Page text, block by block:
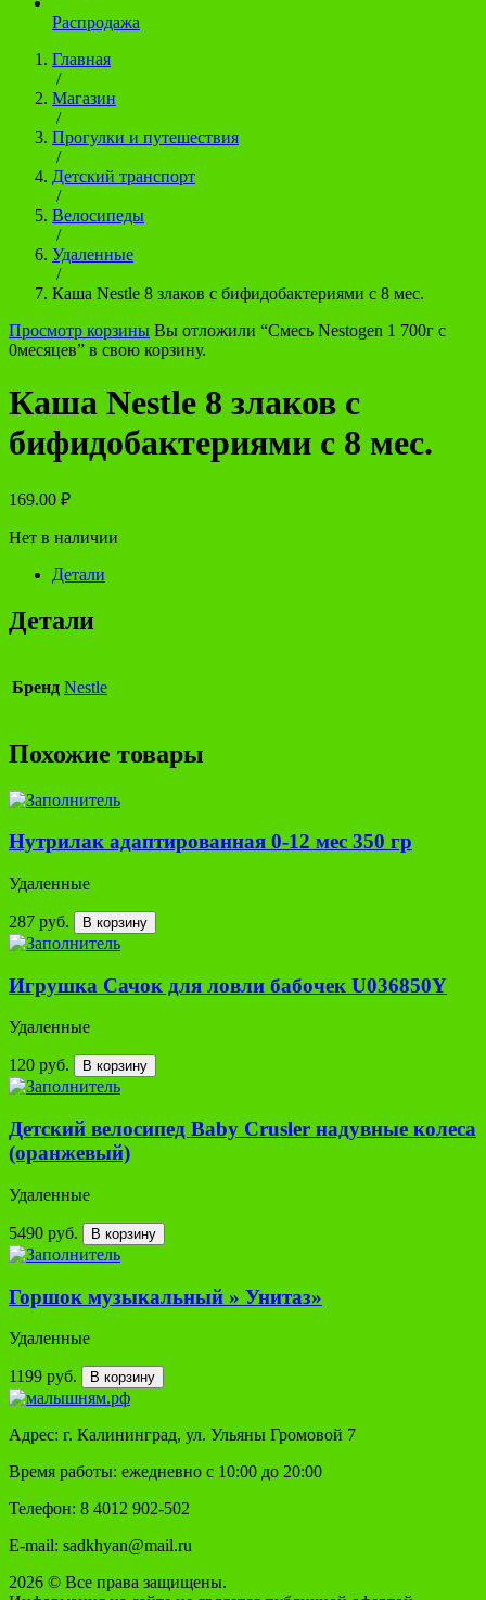
Распродажа
Главная
/
Магазин
/
Прогулки и путешествия
/
Детский транспорт
/
Велосипеды
/
Удаленные
/
Каша Nestle 8 злаков с бифидобактериями с 8 мес.
Просмотр корзины Вы отложили “Смесь Nestogen 1 700г с
0месяцев” в свою корзину.
Каша Nestle 8 злаков с
бифидобактериями с 8 мес.
169.00 ₽
Нет в наличии
Детали
Детали
Бренд Nestle
Похожие товары
Нутрилак адаптированная 0-12 мес 350 гр
Удаленные
287 руб. В корзину
Игрушка Сачок для ловли бабочек U036850Y
Удаленные
120 руб. В корзину
Детский велосипед Baby Crusler надувные колеса
(оранжевый)
Удаленные
5490 руб. В корзину
Горшок музыкальный » Унитаз»
Удаленные
1199 руб. В корзину
Адрес: г. Калининград, ул. Ульяны Громовой 7
Время работы: ежедневно с 10:00 до 20:00
Телефон: 8 4012 902-502
E-mail: sadkhyan@mail.ru
2026 © Все права защищены.